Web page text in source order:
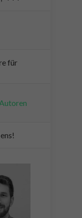
für